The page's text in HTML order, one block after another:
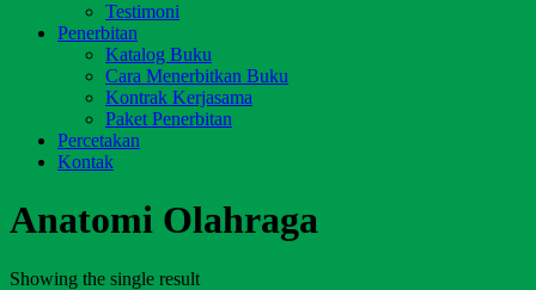
Testimoni
Penerbitan
Katalog Buku
Cara Menerbitkan Buku
Kontrak Kerjasama
Paket Penerbitan
Percetakan
Kontak
Anatomi Olahraga
Showing the single result